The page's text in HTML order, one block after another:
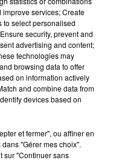
CENTER
AVEC
services; Create
to select personalised
security, prevent and
advertising and content;
technologies may
browsing data to offer
on information actively
and combine data from
devices based on
et fermer", ou affiner en
"Gérer mes choix".
sur "Continuer sans